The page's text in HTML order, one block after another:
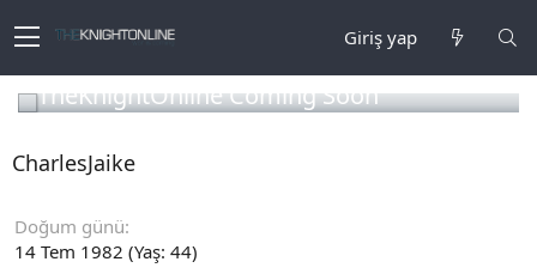
Giriş yap
TheKnightOnline Coming Soon
CharlesJaike
Doğum günü
14 Tem 1982 (Yaş: 44)